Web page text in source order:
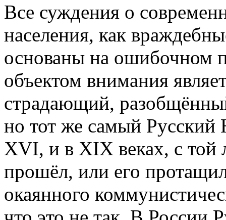
Все суждения о
населения, как
основаны на ошибочном
объектом внимания
страдающий,
но тот же самый
XVI, и в XIX веках, с той
прошёл, или его
окаянного